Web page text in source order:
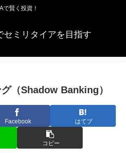
で賢く投資！
セミリタイアを目指す
（Shadow Banking）
Facebook はてブ
コピー